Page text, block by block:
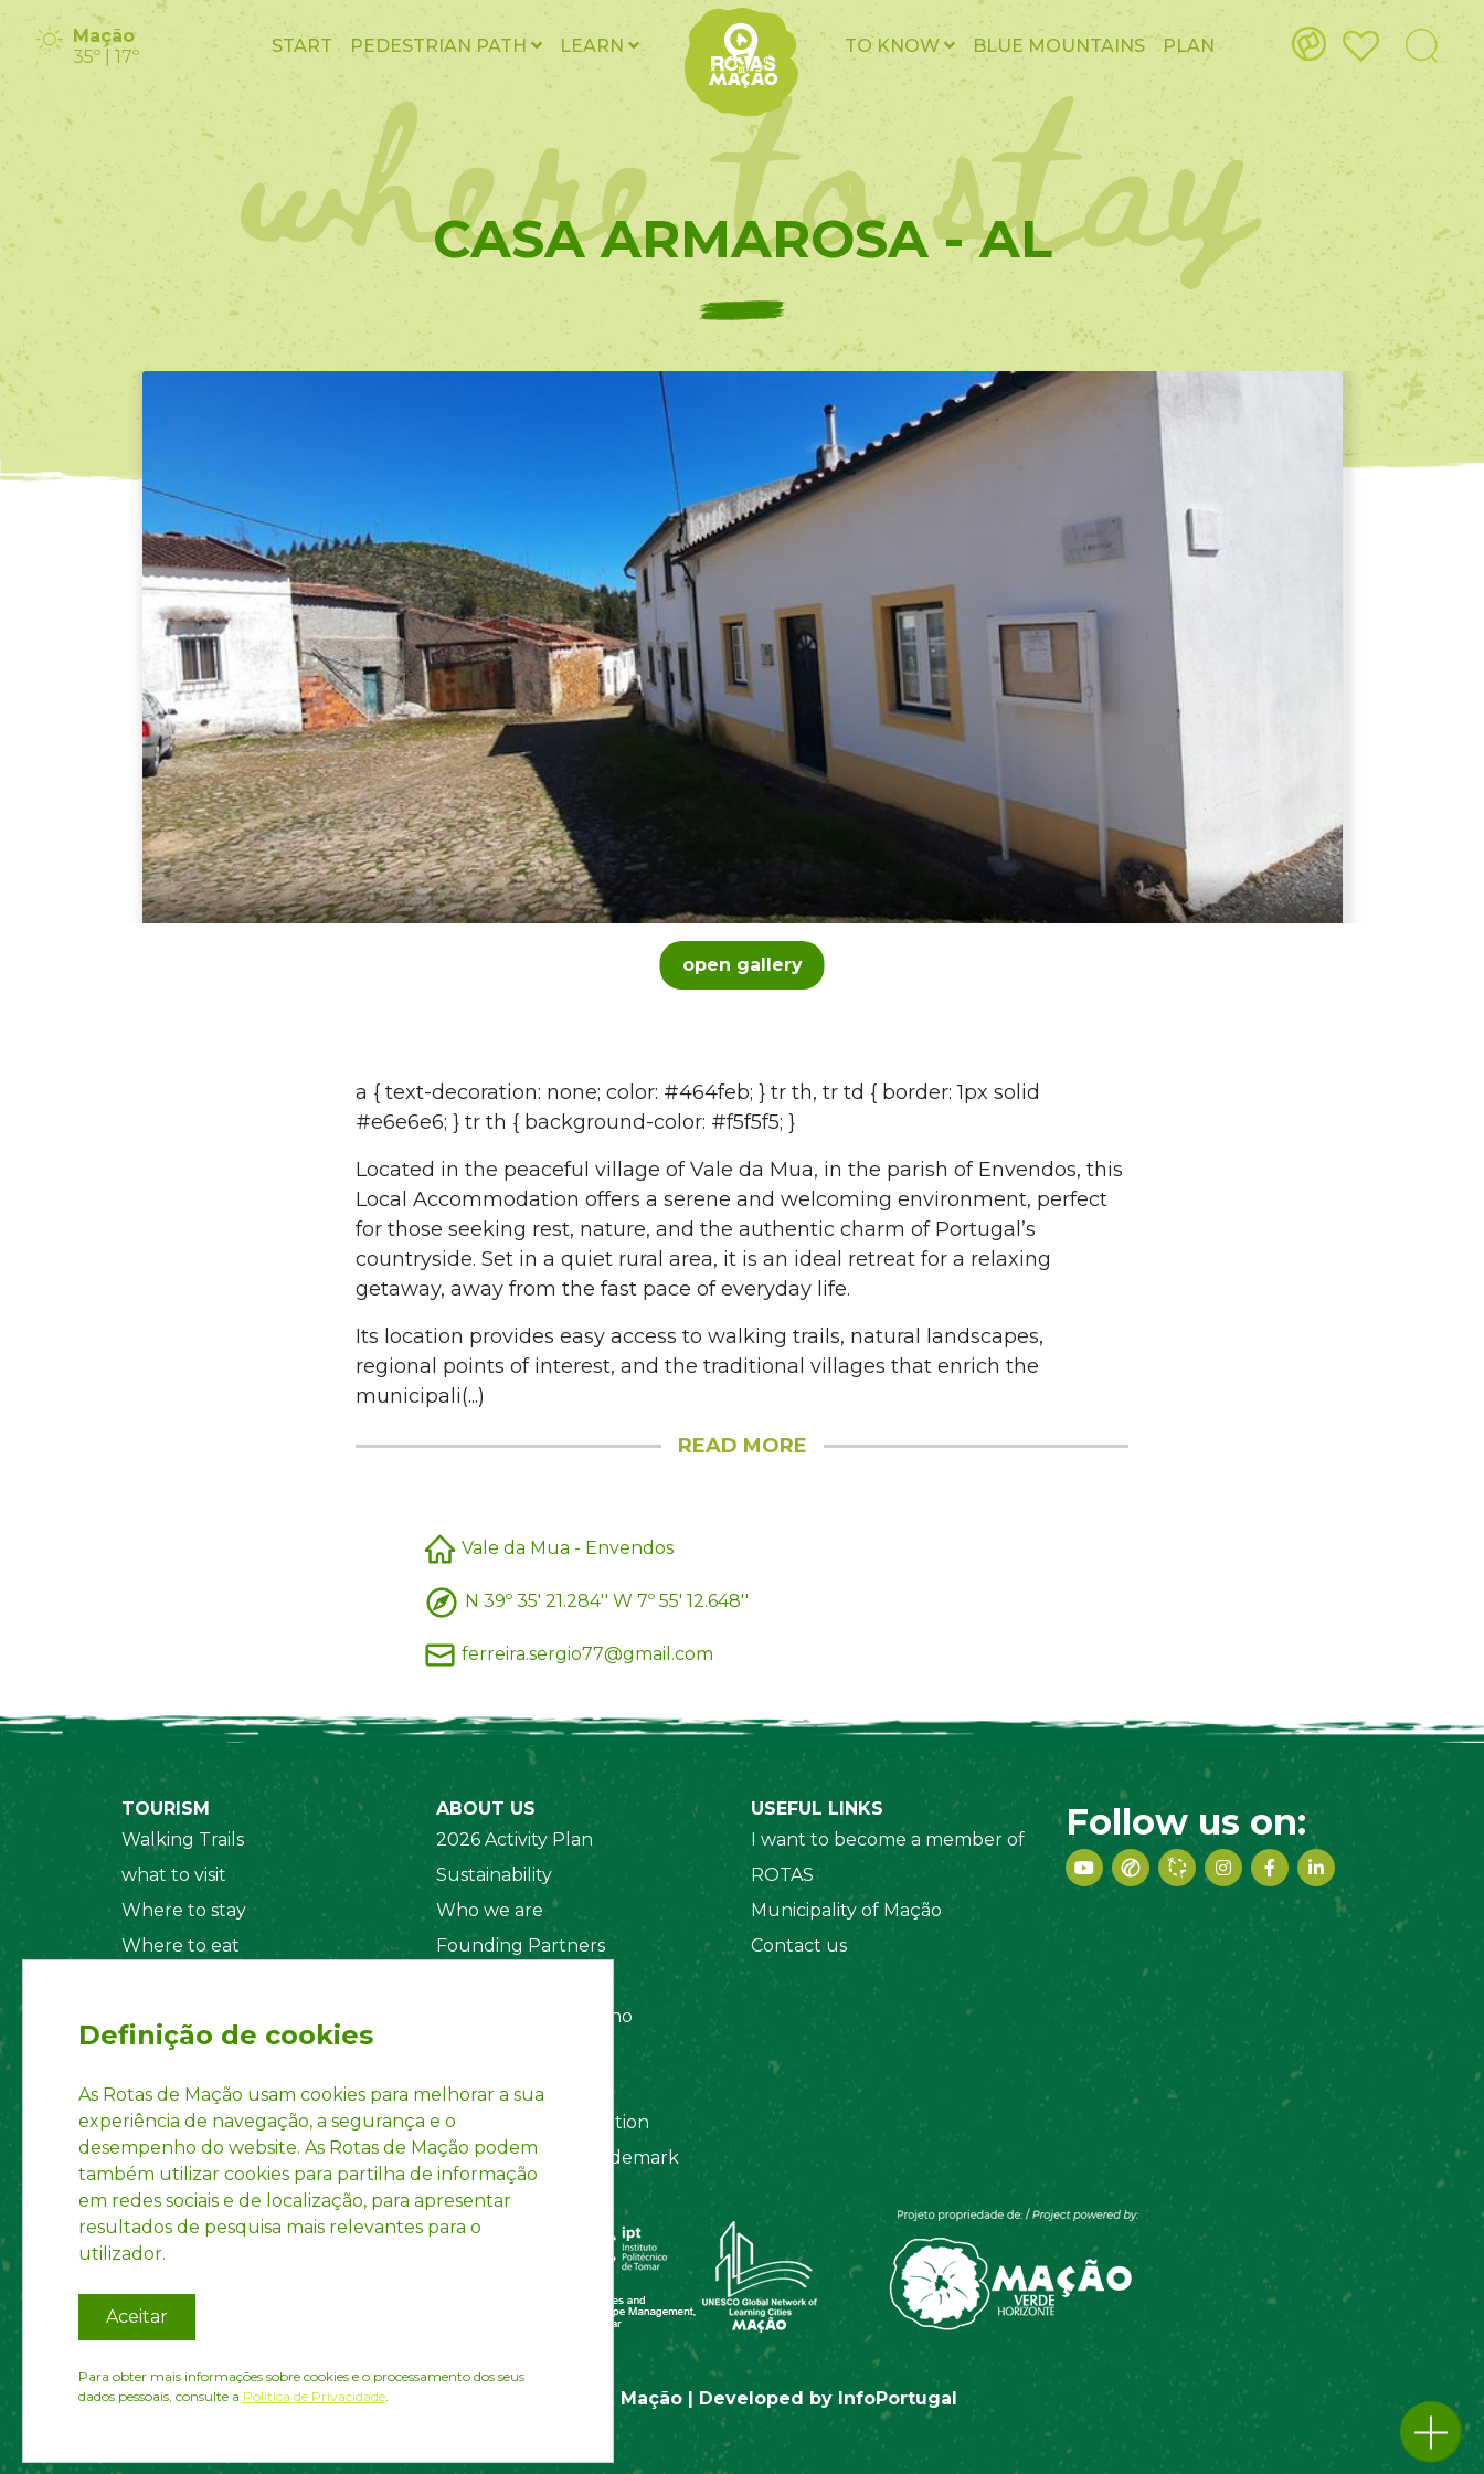
Mação
35º | 17º
START PEDESTRIAN PATH LEARN TO KNOW BLUE MOUNTAINS PLAN
where to stay
CASA ARMAROSA - AL
open gallery
a { text-decoration: none; color: #464feb; } tr th, tr td { border: 1px solid
#e6e6e6; } tr th { background-color: #f5f5f5; }
Located in the peaceful village of Vale da Mua, in the parish of Envendos, this
Local Accommodation offers a serene and welcoming environment, perfect
for those seeking rest, nature, and the authentic charm of Portugal’s
countryside. Set in a quiet rural area, it is an ideal retreat for a relaxing
getaway, away from the fast pace of everyday life.
Its location provides easy access to walking trails, natural landscapes,
regional points of interest, and the traditional villages that enrich the
municipali(...)
READ MORE
Vale da Mua - Envendos
N 39º 35' 21.284'' W 7º 55' 12.648''
ferreira.sergio77@gmail.com
TOURISM
Walking Trails
what to visit
Where to stay
Where to eat
ABOUT US
2026 Activity Plan
Sustainability
Who we are
Founding Partners
Regulamento Interno
Privacy Policy
Accounting Information
INPI Registered Trademark
USEFUL LINKS
I want to become a member of
ROTAS
Municipality of Mação
Contact us
Follow us on:
© Rotas de Mação | Developed by InfoPortugal
Definição de cookies
As Rotas de Mação usam cookies para melhorar a sua
experiência de navegação, a segurança e o
desempenho do website. As Rotas de Mação podem
também utilizar cookies para partilha de informação
em redes sociais e de localização, para apresentar
resultados de pesquisa mais relevantes para o
utilizador.
Aceitar
Para obter mais informações sobre cookies e o processamento dos seus
dados pessoais, consulte a Política de Privacidade.